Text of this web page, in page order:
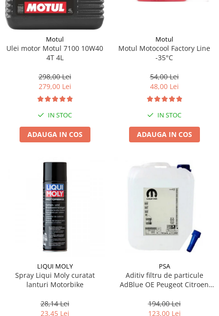
Motul
Ulei motor Motul 7100 10W40
4T 4L
298,00 Lei
279,00 Lei
IN STOC
ADAUGA IN COS
Motul
Motul Motocool Factory Line
-35°C
54,00 Lei
48,00 Lei
IN STOC
ADAUGA IN COS
LIQUI MOLY
Spray Liqui Moly curatat
lanturi Motorbike
28,14 Lei
23,45 Lei
PSA
Aditiv filtru de particule
AdBlue OE Peugeot Citroen
194,00 Lei
123,00 Lei